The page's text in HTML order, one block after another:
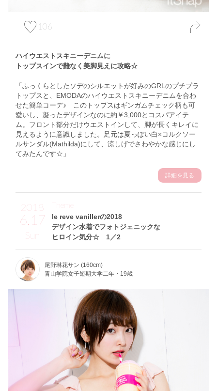
106
ハイウエストスキニーデニムに
トップスインで難なく美脚見えに攻略☆
「ふっくらとしたソデのシルエットが好みのGRLのプチプラ
トップスと、EMODAのハイウエストスキニーデニムを合わ
せた簡単コーデ♪ このトップスはギンガムチェック柄も可
愛いし、凝ったデザインなのに約￥3,000とコスパアイテ
ム。フロント部分だけウエストインして、脚が長くキレイに
見えるように意識しました。足元は夏っぽい白×コルクソー
ルサンダル(Mathilda)にして、涼しげでさわやかな感じにし
てみたんです☆」
詳細を見る
2018
6.17
Sun
le reve vanillerの2018
デザイン水着でフォトジェニックな
ヒロイン気分☆ 1／2
Theme
尾野琳花サン (160cm)
青山学院女子短期大学二年・19歳